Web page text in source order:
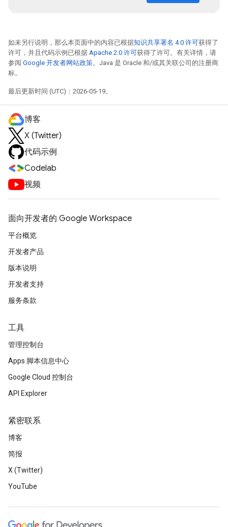
如未另行说明，那么本页面中的内容已根据知识共享署名 4.0 许可获得了
许可，并且代码示例已根据 Apache 2.0 许可获得了许可。有关详情，请
参阅 Google 开发者网站政策。Java 是 Oracle 和/或其关联公司的注册商
标。
最后更新时间 (UTC)：2026-05-19。
博客
X (Twitter)
代码示例
Codelab
视频
面向开发者的 Google Workspace
平台概览
开发者产品
版本说明
开发者支持
服务条款
工具
管理控制台
Apps 脚本信息中心
Google Cloud 控制台
API Explorer
紧密联系
博客
简报
X (Twitter)
YouTube